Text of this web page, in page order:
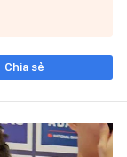
Chia sẻ